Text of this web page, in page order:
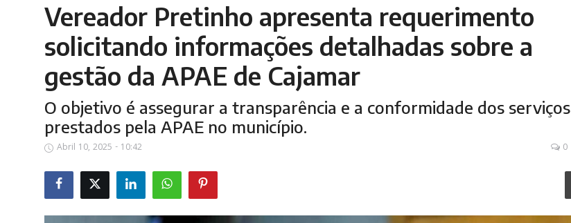
Vereador Pretinho apresenta requerimento
solicitando informações detalhadas sobre a
gestão da APAE de Cajamar
O objetivo é assegurar a transparência e a conformidade dos serviços
prestados pela APAE no município.
Abril 10, 2025 - 10:42 0